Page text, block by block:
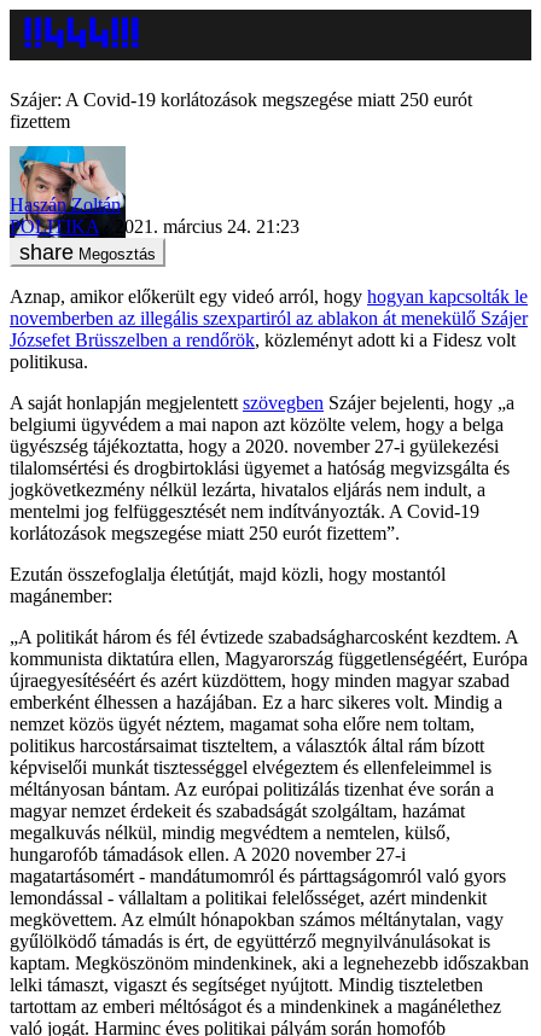
Szájer: A Covid-19 korlátozások megszegése miatt 250 eurót
fizettem
Haszán Zoltán
POLITIKA
2021. március 24. 21:23
Megosztás
Aznap, amikor előkerült egy videó arról, hogy hogyan kapcsolták le
novemberben az illegális szexpartiról az ablakon át menekülő Szájer
Józsefet Brüsszelben a rendőrök, közleményt adott ki a Fidesz volt
politikusa.
A saját honlapján megjelentett szövegben Szájer bejelenti, hogy „a
belgiumi ügyvédem a mai napon azt közölte velem, hogy a belga
ügyészség tájékoztatta, hogy a 2020. november 27-i gyülekezési
tilalomsértési és drogbirtoklási ügyemet a hatóság megvizsgálta és
jogkövetkezmény nélkül lezárta, hivatalos eljárás nem indult, a
mentelmi jog felfüggesztését nem indítványozták. A Covid-19
korlátozások megszegése miatt 250 eurót fizettem”.
Ezután összefoglalja életútját, majd közli, hogy mostantól
magánember:
„A politikát három és fél évtizede szabadságharcosként kezdtem. A
kommunista diktatúra ellen, Magyarország függetlenségéért, Európa
újraegyesítéséért és azért küzdöttem, hogy minden magyar szabad
emberként élhessen a hazájában. Ez a harc sikeres volt. Mindig a
nemzet közös ügyét néztem, magamat soha előre nem toltam,
politikus harcostársaimat tiszteltem, a választók által rám bízott
képviselői munkát tisztességgel elvégeztem és ellenfeleimmel is
méltányosan bántam. Az európai politizálás tizenhat éve során a
magyar nemzet érdekeit és szabadságát szolgáltam, hazámat
megalkuvás nélkül, mindig megvédtem a nemtelen, külső,
hungarofób támadások ellen. A 2020 november 27-i
magatartásomért - mandátumomról és párttagságomról való gyors
lemondással - vállaltam a politikai felelősséget, azért mindenkit
megkövettem. Az elmúlt hónapokban számos méltánytalan, vagy
gyűlölködő támadás is ért, de együttérző megnyilvánulásokat is
kaptam. Megköszönöm mindenkinek, aki a legnehezebb időszakban
lelki támaszt, vigaszt és segítséget nyújtott. Mindig tiszteletben
tartottam az emberi méltóságot és a mindenkinek a magánélethez
való jogát. Harminc éves politikai pályám során homofób